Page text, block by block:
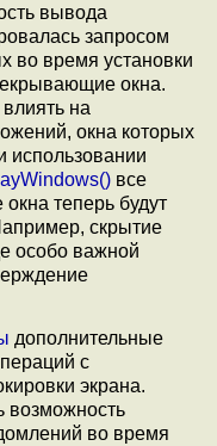
вывода
запросом
во время установки
окна.
на
окна которых
использовании
все
теперь будут
скрытие
особо важной
дополнительные
с
экрана.
возможность
во время